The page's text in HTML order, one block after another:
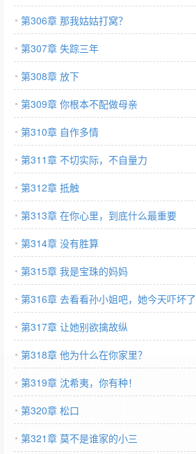
第306章 那我姑姑打窝？
第307章 失踪三年
第308章 放下
第309章 你根本不配做母亲
第310章 自作多情
第311章 不切实际，不自量力
第312章 抵触
第313章 在你心里，到底什么最重要
第314章 没有胜算
第315章 我是宝珠的妈妈
第316章 去看看孙小姐吧，她今天吓坏了
第317章 让她别欲擒故纵
第318章 他为什么在你家里？
第319章 沈希夷，你有种！
第320章 松口
第321章 莫不是谁家的小三